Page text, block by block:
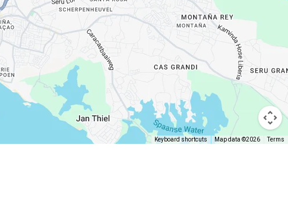
Keyboard shortcuts Map data ©2026 Terms